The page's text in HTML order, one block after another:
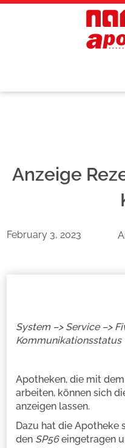
Anzeige
February 3, 2023
System –> Service –>
Kommunikationsstatus
Apotheken, die mit
arbeiten, können sich
anzeigen lassen.
Dazu hat die Apotheke
den SP56eingetragen